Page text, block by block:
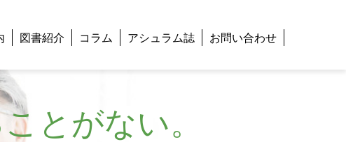
図書紹介 コラム アシュラム誌 お問い合わせ
とがない。